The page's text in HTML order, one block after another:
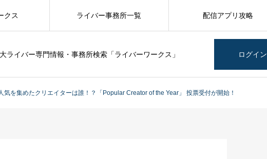
ライバー専門情報・事務所検索「ライバーワークス」 ログイン
クス ライバー事務所一覧 配信アプリ攻略
気を集めたクリエイターは誰！？「Popular Creator of the Year」 投票受付が開始！